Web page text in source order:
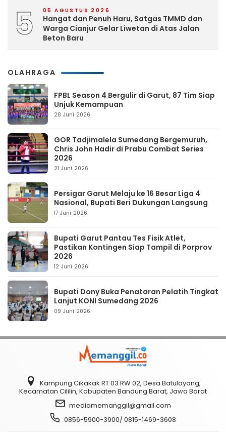
5 05 AGUSTUS 2026
Hangat dan Penuh Haru, Satgas TMMD dan
Warga Cianjur Gelar Liwetan di Atas Jalan
Beton Baru
OLAHRAGA
FPBL Season 4 Bergulir di Garut, 87 Tim Siap
Unjuk Kemampuan
28 Juni 2026
GOR Tadjimalela Sumedang Bergemuruh,
Chris John Hadir di Prabu Combat Series
2026
21 Juni 2026
Persigar Garut Melaju ke 16 Besar Liga 4
Nasional, Bupati Beri Dukungan Langsung
17 Juni 2026
Bupati Garut Pantau Tes Fisik Atlet,
Pastikan Kontingen Siap Tampil di Porprov
2026
12 Juni 2026
Bupati Dony Buka Penataran Pelatih Tingkat
Lanjut KONI Sumedang 2026
09 Juni 2026
Kampung Cikakak RT 03 RW 02, Desa Batulayang,
Kecamatan Cililin, Kabupaten Bandung Barat, Jawa Barat
mediamemanggil@gmail.com
0856-5900-3900/ 0815-1469-3608